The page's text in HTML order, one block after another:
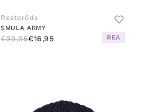
Resteröds
SMULA ARMY
€29,95€16,95 REA